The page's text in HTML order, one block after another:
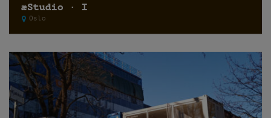
æStudio · I
Oslo